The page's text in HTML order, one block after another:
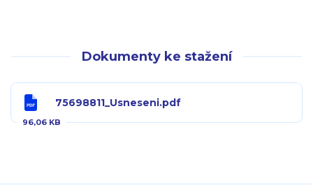
Dokumenty ke stažení
75698811_Usneseni.pdf
96,06 KB